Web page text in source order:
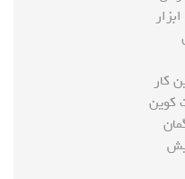
کار
کوین